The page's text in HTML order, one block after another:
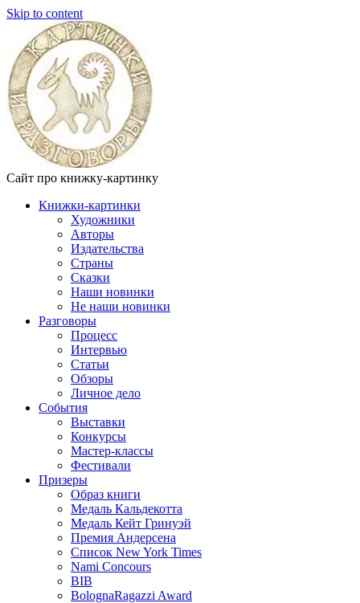
Skip to content
Сайт про книжку-картинку
Книжки-картинки
Художники
Авторы
Издательства
Страны
Сказки
Наши новинки
Не наши новинки
Разговоры
Процесс
Интервью
Статьи
Обзоры
Личное дело
События
Выставки
Конкурсы
Мастер-классы
Фестивали
Призеры
Образ книги
Медаль Кальдекотта
Медаль Кейт Гринуэй
Премия Андерсена
Список New York Times
Nami Concours
BIB
BolognaRagazzi Award